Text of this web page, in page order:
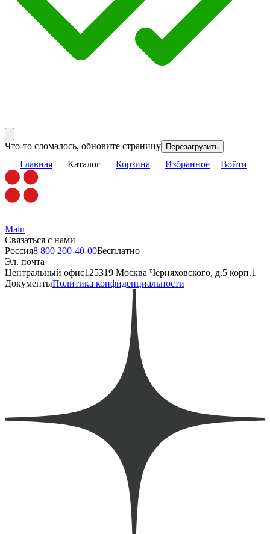
Что-то сломалось, обновите страницу Перезагрузить
Главная Каталог Корзина Избранное Войти
Main
Связаться с нами
Россия8 800 200-40-00Бесплатно
Эл. почта
Центральный офис125319 Москва Черняховского, д.5 корп.1
ДокументыПолитика конфиденциальности